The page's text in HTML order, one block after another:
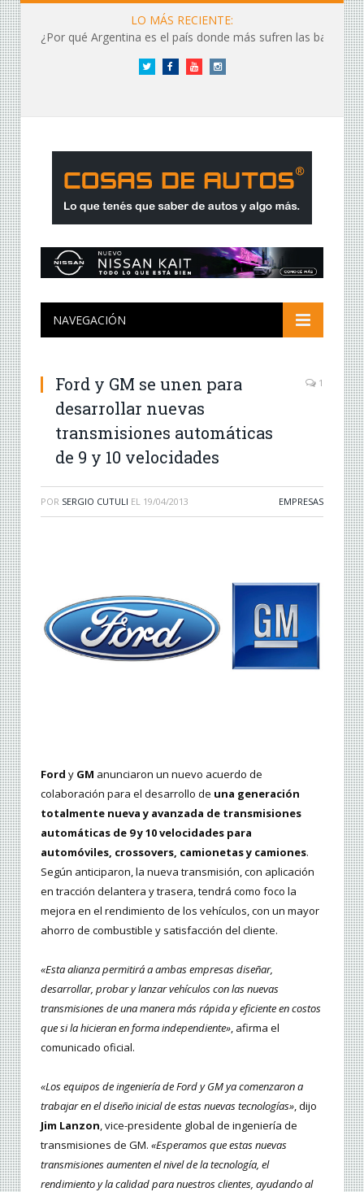
LO MÁS RECIENTE:
¿Por qué Argentina es el país donde más sufren las baterías?
Twitter FacebookYouTubeInstagram
NAVEGACIÓN
Ford y GM se unen para
desarrollar nuevas
transmisiones automáticas
de 9 y 10 velocidades
1
POR SERGIO CUTULI EL 19/04/2013 EMPRESAS
Ford y GM anunciaron un nuevo acuerdo de
colaboración para el desarrollo de una generación
totalmente nueva y avanzada de transmisiones
automáticas de 9 y 10 velocidades para
automóviles, crossovers, camionetas y camiones.
Según anticiparon, la nueva transmisión, con aplicación
en tracción delantera y trasera, tendrá como foco la
mejora en el rendimiento de los vehículos, con un mayor
ahorro de combustible y satisfacción del cliente.
«Esta alianza permitirá a ambas empresas diseñar,
desarrollar, probar y lanzar vehículos con las nuevas
transmisiones de una manera más rápida y eficiente en costos
que si la hicieran en forma independiente», afirma el
comunicado oficial.
«Los equipos de ingeniería de Ford y GM ya comenzaron a
trabajar en el diseño inicial de estas nuevas tecnologías», dijo
Jim Lanzon, vice-presidente global de ingeniería de
transmisiones de GM. «Esperamos que estas nuevas
transmisiones aumenten el nivel de la tecnología, el
rendimiento y la calidad para nuestros clientes, ayudando al